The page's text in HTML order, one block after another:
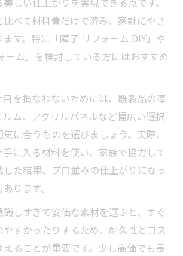
べて材料費だけで済み、家計にやさ
す。特に「障子 リフォーム DIY」や
ーム」を検討している方にはおすすめ
を損なわないためには、既製品の障
ム、アクリルパネルなど幅広い選択
に合うものを選びましょう。実際、
に入る材料を使い、家族で協力して
した結果、プロ並みの仕上がりになっ
ります。
しすぎて安価な素材を選ぶと、すぐ
すかったりするため、耐久性とコス
えることが重要です。少し高価でも長